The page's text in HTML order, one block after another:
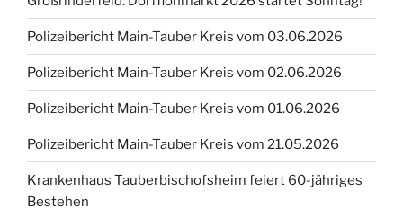
Polizeibericht Main-Tauber Kreis vom 03.06.2026
Polizeibericht Main-Tauber Kreis vom 02.06.2026
Polizeibericht Main-Tauber Kreis vom 01.06.2026
Polizeibericht Main-Tauber Kreis vom 21.05.2026
Krankenhaus Tauberbischofsheim feiert 60-jähriges
Bestehen